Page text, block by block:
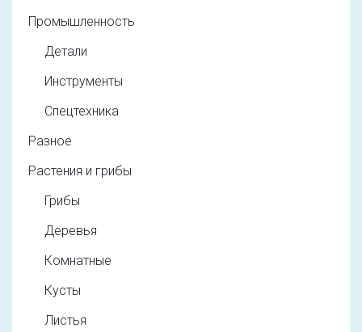
Промышленность
Детали
Инструменты
Спецтехника
Разное
Растения и грибы
Грибы
Деревья
Комнатные
Кусты
Листья